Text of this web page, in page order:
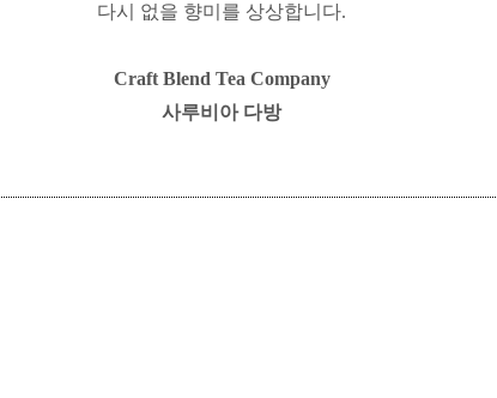
다시 없을 향미를 상상합니다.
Craft Blend Tea Company
사루비아 다방